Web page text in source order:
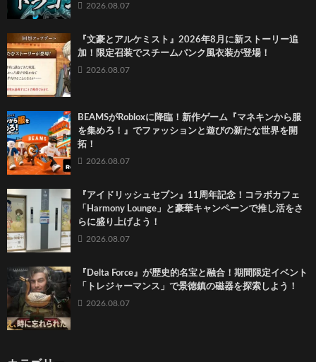
2026.08.07
『文豪とアルケミスト』2026年8月に新ストーリー追
加！限定召装でスチームパンク風衣装が登場！
2026.08.07
BEAMSがRobloxに降臨！新作ゲーム『マネキンから服
を集めろ！』でファッションと遊びの新たな世界を開
拓！
2026.08.07
『アイドリッシュセブン』11周年記念！コラボカフェ
「Harmony Lounge」と豪華キャンペーンで推し活をさ
らに盛り上げよう！
2026.08.07
『Delta Force』が歴史的名宝と融合！期間限定イベント
「トレジャーマンス」で景徳鎮の磁器を探索しよう！
2026.08.07